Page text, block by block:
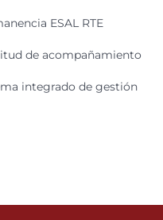
ESAL RTE
de acompañamiento
integrado de gestión